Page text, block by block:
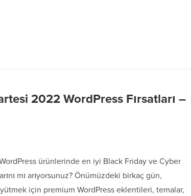
2022 WordPress Fırsatları –
ürünlerinde en iyi Black Friday ve Cyber
mı arıyorsunuz? Önümüzdeki birkaç gün,
için premium WordPress eklentileri, temalar,